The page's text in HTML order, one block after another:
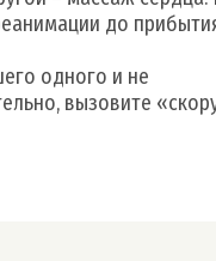
до
одного и не
вызовите